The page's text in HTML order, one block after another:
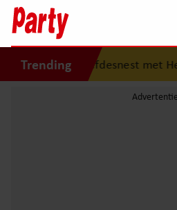
Trending
op eerste liefdesnest met